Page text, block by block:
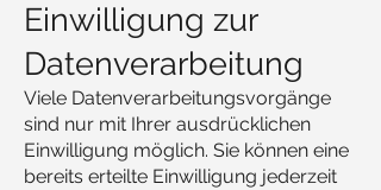
Einwilligung zur
Datenverarbeitung
Viele Datenverarbeitungsvorgänge
sind nur mit Ihrer ausdrücklichen
Einwilligung möglich. Sie können eine
bereits erteilte Einwilligung jederzeit